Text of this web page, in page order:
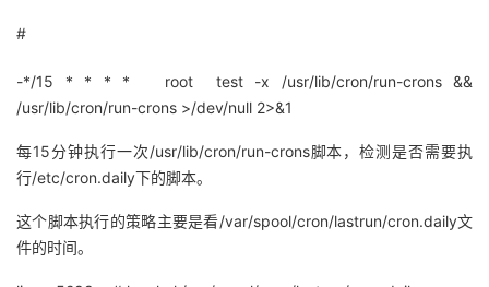
#
-*/15 * * * * root test -x /usr/lib/cron/run-crons &&
/usr/lib/cron/run-crons >/dev/null 2>&1
每15分钟执行一次/usr/lib/cron/run-crons脚本，检测是否需要执
行/etc/cron.daily下的脚本。
这个脚本执行的策略主要是看/var/spool/cron/lastrun/cron.daily文
件的时间。